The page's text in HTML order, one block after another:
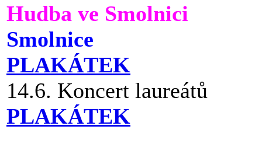
Hudba ve Smolnici
Smolnice
PLAKÁTEK
14.6. Koncert laureátů
PLAKÁTEK